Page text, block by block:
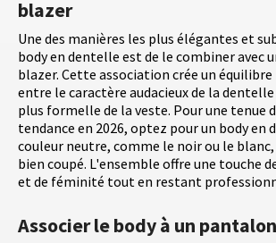
blazer
Une des manières les plus élégantes et
body en dentelle est de le combiner avec
blazer. Cette association crée un
entre le caractère audacieux de la
plus formelle de la veste. Pour une tenue
tendance en 2026, optez pour un body en
couleur neutre, comme le noir ou le
bien coupé. L'ensemble offre une touche
et de féminité tout en restant
Associer le body à un